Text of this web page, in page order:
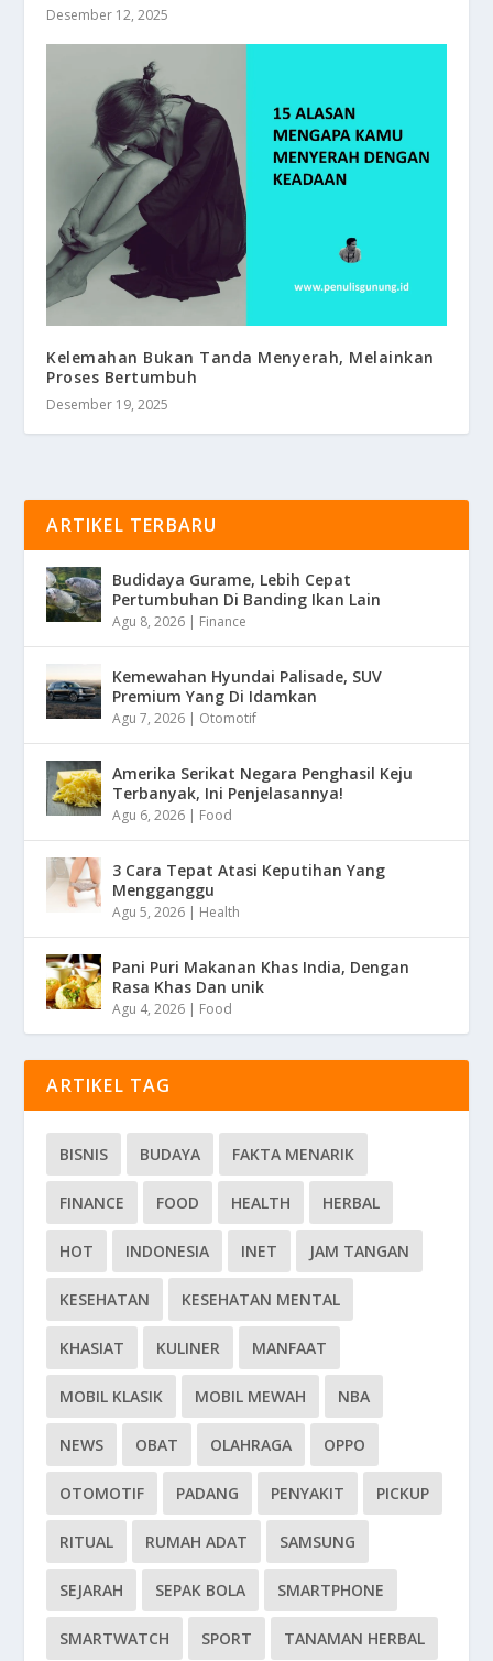
Desember 12, 2025
Kelemahan Bukan Tanda Menyerah, Melainkan
Proses Bertumbuh
Desember 19, 2025
ARTIKEL TERBARU
Budidaya Gurame, Lebih Cepat
Pertumbuhan Di Banding Ikan Lain
Agu 8, 2026 | Finance
Kemewahan Hyundai Palisade, SUV
Premium Yang Di Idamkan
Agu 7, 2026 | Otomotif
Amerika Serikat Negara Penghasil Keju
Terbanyak, Ini Penjelasannya!
Agu 6, 2026 | Food
3 Cara Tepat Atasi Keputihan Yang
Mengganggu
Agu 5, 2026 | Health
Pani Puri Makanan Khas India, Dengan
Rasa Khas Dan unik
Agu 4, 2026 | Food
ARTIKEL TAG
BISNIS BUDAYA FAKTA MENARIK
FINANCE FOOD HEALTH HERBAL
HOT INDONESIA INET JAM TANGAN
KESEHATAN KESEHATAN MENTAL
KHASIAT KULINER MANFAAT
MOBIL KLASIK MOBIL MEWAH NBA
NEWS OBAT OLAHRAGA OPPO
OTOMOTIF PADANG PENYAKIT PICKUP
RITUAL RUMAH ADAT SAMSUNG
SEJARAH SEPAK BOLA SMARTPHONE
SMARTWATCH SPORT TANAMAN HERBAL